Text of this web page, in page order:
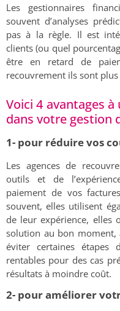
Les gestionnaires
souvent d’analyses
pas à la règle. Il est
clients (ou quel
être en retard de
recouvrement ils sont plus
Voici 4 avantages
dans votre gestion
1- pour réduire vos
Les agences de
outils et de
paiement de vos
souvent, elles utilisent
de leur expérience, elles
solution au bon moment,
éviter certaines étapes
rentables pour des cas
résultats à moindre coût.
2- pour améliorer